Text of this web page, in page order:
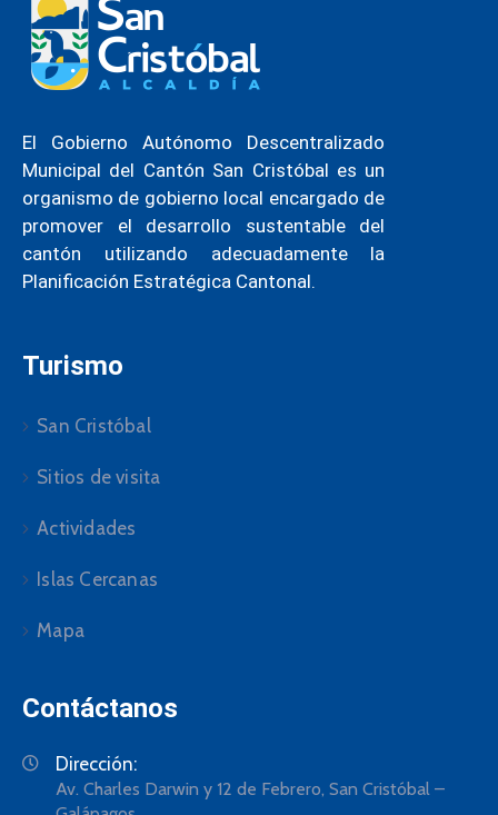
El Gobierno Autónomo Descentralizado
Municipal del Cantón San Cristóbal es un
organismo de gobierno local encargado de
promover el desarrollo sustentable del
cantón utilizando adecuadamente la
Planificación Estratégica Cantonal.
Turismo
San Cristóbal
Sitios de visita
Actividades
Islas Cercanas
Mapa
Contáctanos
Dirección:
Av. Charles Darwin y 12 de Febrero, San Cristóbal –